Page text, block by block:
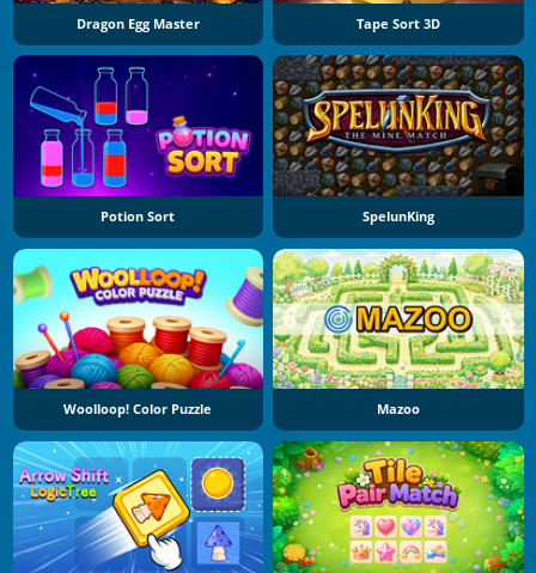
Dragon Egg Master Tape Sort 3D
Potion Sort SpelunKing
Woolloop! Color Puzzle Mazoo